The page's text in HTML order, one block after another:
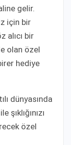
gelir.
için bir
alıcı bir
olan özel
hediye
dünyasında
şıklığınızı
özel